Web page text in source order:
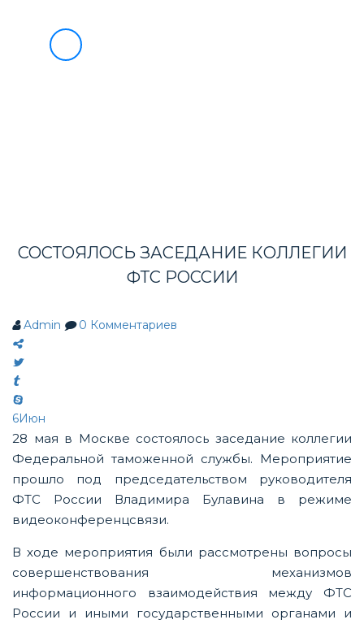
СОСТОЯЛОСЬ ЗАСЕДАНИЕ КОЛЛЕГИИ
ФТС РОССИИ
Admin 0 Комментариев
6Июн
28 мая в Москве состоялось заседание коллегии
Федеральной таможенной службы. Мероприятие
прошло под председательством руководителя
ФТС России Владимира Булавина в режиме
видеоконференцсвязи.
В ходе мероприятия были рассмотрены вопросы
совершенствования механизмов
информационного взаимодействия между ФТС
России и иными государственными органами и